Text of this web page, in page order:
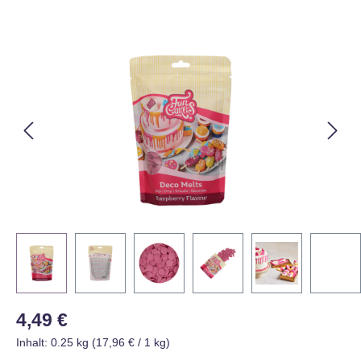
Regulärer Preis:
4,49 €
Inhalt: 0.25 kg (17,96 € / 1 kg)